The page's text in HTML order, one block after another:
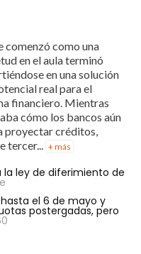
comenzó como una
en el aula terminó
en una solución
real para el
financiero. Mientras
cómo los bancos aún
proyectar créditos,
tercer... + más
la ley de diferimiento de
el 6 de mayo y
postergadas, pero